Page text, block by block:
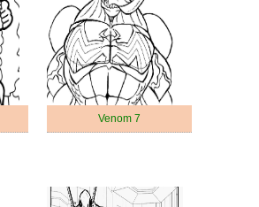
Venom 7